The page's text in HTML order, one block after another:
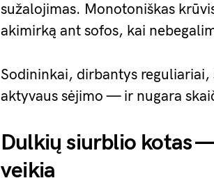
sužalojimas. Monotoniškas
akimirką ant sofos, kai
Sodininkai, dirbantys reguliariai,
aktyvaus sėjimo — ir nugara
Dulkių siurblio kotas
veikia